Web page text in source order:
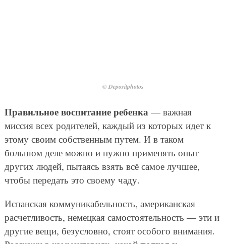
© Depositphotos
Правильное воспитание ребенка— важная
миссия всех родителей, каждый из которых идет к
этому своим собственным путем. И в таком
большом деле можно и нужно применять опыт
других людей, пытаясь взять всё самое лучшее,
чтобы передать это своему чаду.
Испанская коммуникабельность, американская
расчетливость, немецкая самостоятельность — эти и
другие вещи, безусловно, стоят особого внимания.